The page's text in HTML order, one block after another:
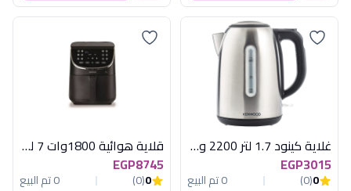
غلاية كينود 1.7 لتر 2200 وات استانلس
EGP3015
0
(0)
0 تم البيع
قلاية هوائية 1800وات 7 لتر ديجيتال كينود
EGP8745
0
(0)
0 تم البيع